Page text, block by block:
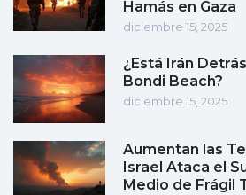
Hamás en Gaza
diciembre 15, 2025
¿Está Irán
Bondi Beach?
diciembre 15, 2025
Aumentan las
Israel Ataca el
Medio de Frágil